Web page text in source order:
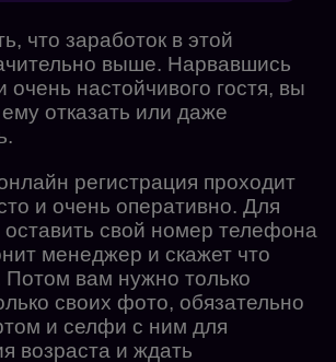
что заработок в этой
выше. Нарвавшись
очень настойчивого гостя, вы
отказать или даже
регистрация проходит
и очень оперативно. Для
свой номер телефона
менеджер и скажет что
Потом вам нужно только
своих фото, обязательно
и селфи с ним для
возраста и ждать